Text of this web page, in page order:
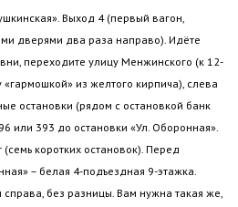
Выход 4 (первый вагон,
дверями два раза направо). Идёте
переходите улицу Менжинского (к 12-
из желтого кирпича), слева
остановки (рядом с остановкой банк
или 393 до остановки «Ул. Оборонная».
коротких остановок). Перед
– белая 4-подъездная 9-этажка.
без разницы. Вам нужна такая же,